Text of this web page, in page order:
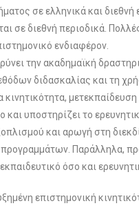
σε ελληνικά και
σε διεθνή περιοδικά.
ενδιαφέρον.
την ακαδημαϊκή
διδασκαλίας και τη
κινητικότητα,
και υποστηρίζει το
και αρωγή στη
Παράλληλα,
όσο και
επιστημονική